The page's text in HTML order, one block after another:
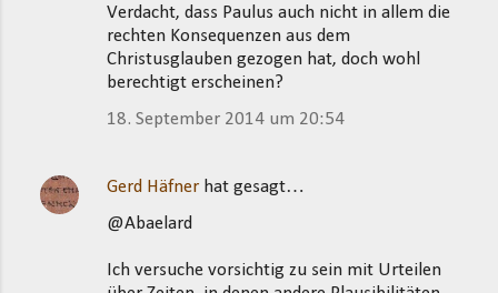
Verdacht, dass Paulus auch nicht in allem die
rechten Konsequenzen aus dem
Christusglauben gezogen hat, doch wohl
berechtigt erscheinen?
18. September 2014 um 20:54
Gerd Häfner hat gesagt…
@Abaelard
Ich versuche vorsichtig zu sein mit Urteilen